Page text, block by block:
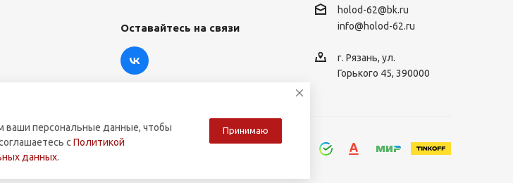
Оставайтесь на связи
holod-62@bk.ru
info@holod-62.ru
г. Рязань, ул.
Горького 45, 390000
персональные данные, чтобы
с Политикой
данных.
Принимаю